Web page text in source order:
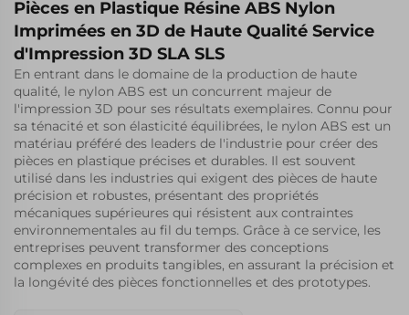
Pièces en Plastique Résine ABS Nylon
Imprimées en 3D de Haute Qualité Service
d'Impression 3D SLA SLS
En entrant dans le domaine de la production de haute
qualité, le nylon ABS est un concurrent majeur de
l'impression 3D pour ses résultats exemplaires. Connu pour
sa ténacité et son élasticité équilibrées, le nylon ABS est un
matériau préféré des leaders de l'industrie pour créer des
pièces en plastique précises et durables. Il est souvent
utilisé dans les industries qui exigent des pièces de haute
précision et robustes, présentant des propriétés
mécaniques supérieures qui résistent aux contraintes
environnementales au fil du temps. Grâce à ce service, les
entreprises peuvent transformer des conceptions
complexes en produits tangibles, en assurant la précision et
la longévité des pièces fonctionnelles et des prototypes.